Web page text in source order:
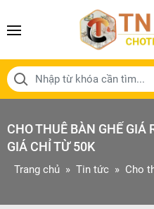
CHO THUÊ BÀN GHẾ GIÁ
GIÁ CHỈ TỪ 50K
Trang chủ Tin tức Cho